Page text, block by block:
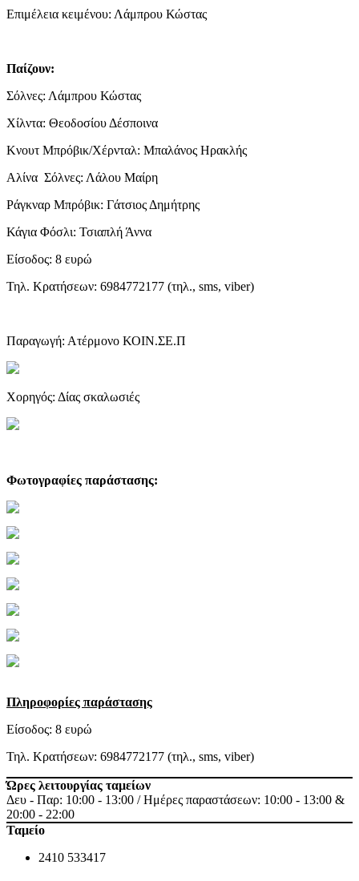
Επιμέλεια κειμένου: Λάμπρου Κώστας
Παίζουν:
Σόλνες: Λάμπρου Κώστας
Χίλντα: Θεοδοσίου Δέσποινα
Κνουτ Μπρόβικ/Χέρνταλ: Μπαλάνος Ηρακλής
Αλίνα Σόλνες: Λάλου Μαίρη
Ράγκναρ Μπρόβικ: Γάτσιος Δημήτρης
Κάγια Φόσλι: Τσιαπλή Άννα
Είσοδος: 8 ευρώ
Τηλ. Κρατήσεων: 6984772177 (τηλ., sms, viber)
Παραγωγή: Ατέρμονο ΚΟΙΝ.ΣΕ.Π
Χορηγός: Δίας σκαλωσιές
Φωτογραφίες παράστασης:
Πληροφορίες παράστασης
Είσοδος: 8 ευρώ
Τηλ. Κρατήσεων: 6984772177 (τηλ., sms, viber)
Ώρες λειτουργίας ταμείων
Δευ - Παρ: 10:00 - 13:00 / Ημέρες παραστάσεων: 10:00 - 13:00 &
20:00 - 22:00
Ταμείο
2410 533417